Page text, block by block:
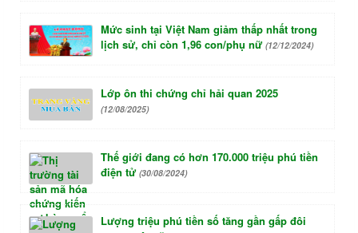
Mức sinh tại Việt Nam giảm thấp nhất trong
lịch sử, chỉ còn 1,96 con/phụ nữ (12/12/2024)
Lớp ôn thi chứng chỉ hải quan 2025
(12/08/2025)
Thế giới đang có hơn 170.000 triệu phú tiền
điện tử (30/08/2024)
Lượng triệu phú tiền số tăng gần gấp đôi